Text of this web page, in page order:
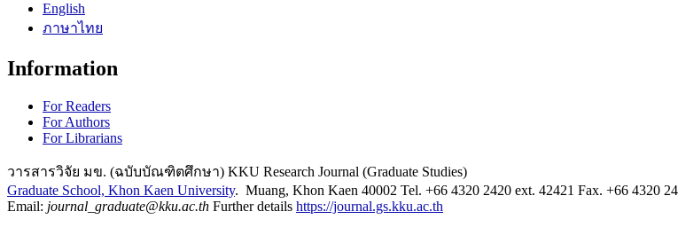
English
ภาษาไทย
Information
For Readers
For Authors
For Librarians
วารสารวิจัย มข. (ฉบับบัณฑิตศึกษา) KKU Research Journal (Graduate Studies)
Graduate School, Khon Kaen University. Muang, Khon Kaen 40002 Tel. +66 4320 2420 ext. 42421 Fax. +66 4320
Email: journal_graduate@kku.ac.th Further details https://journal.gs.kku.ac.th